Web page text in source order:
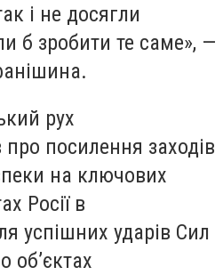
і не досягли
б зробити те саме», —
рух
посилення заходів
на ключових
Росії в
успішних ударів Сил
об’єктах